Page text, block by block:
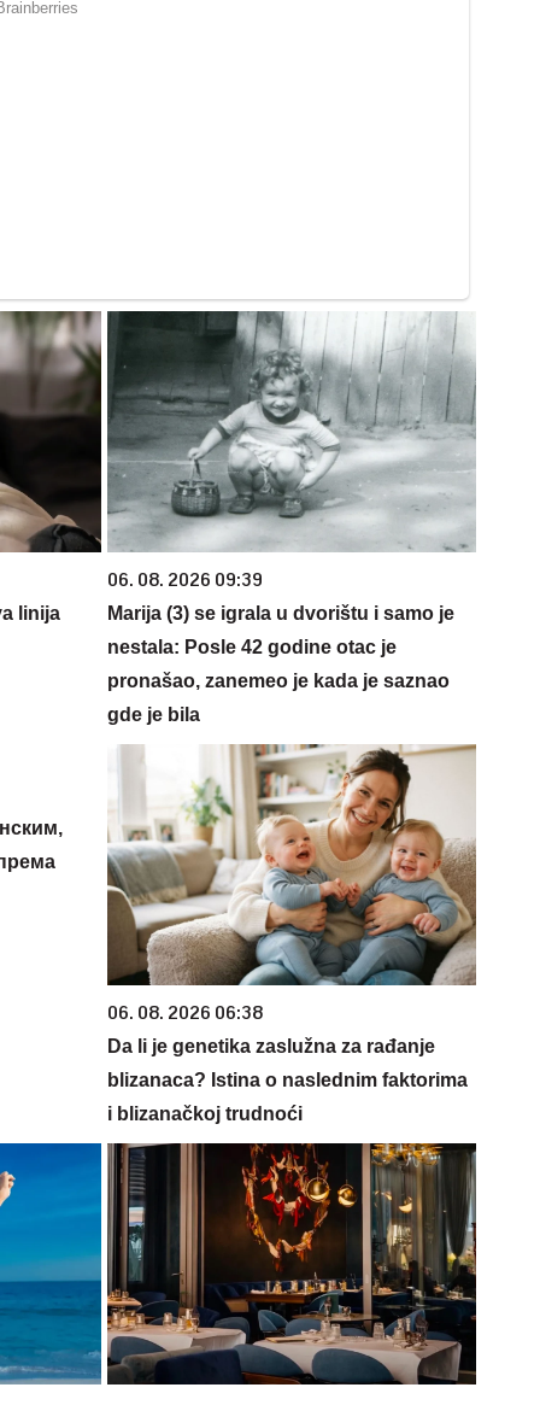
linija
06. 08. 2026 09:39
Marija (3) se igrala u dvorištu i samo je
nestala: Posle 42 godine otac je
pronašao, zanemeo je kada je saznao
gde je bila
06. 08. 2026 06:38
Da li je genetika zaslužna za rađanje
blizanaca? Istina o naslednim faktorima
i blizanačkoj trudnoći